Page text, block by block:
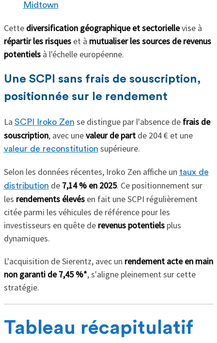
Midtown
Cette diversification géographique et sectoriellevise à
répartir les risqueset à mutualiser les sources de revenus
potentielsà l'échelle européenne.
Une SCPI sans frais de souscription,
positionnée sur le rendement
La SCPI Iroko Zen se distingue par l'absence de frais de
souscription, avec unevaleur de partde 204 € et une
valeur de reconstitution supérieure.
Selon les données récentes, Iroko Zen affiche un taux de
distribution de7,14 % en 2025. Ce positionnement sur
les rendements élevésen fait une SCPI régulièrement
citée parmi les véhicules de référence pour les
investisseurs en quête de revenus potentielsplus
dynamiques.
L'acquisition de Sierentz, avec un rendement acte en main
non garanti de 7,45 %*, s'aligne pleinement sur cette
stratégie.
Tableau récapitulatif